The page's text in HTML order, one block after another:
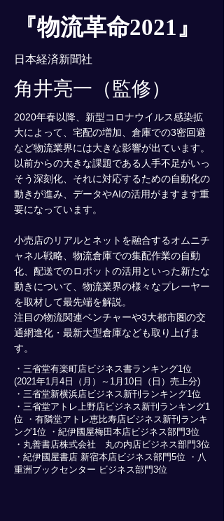
『物流革命2021』
日本経済新聞社
角井亮一（監修）
2020年春以降、新型コロナウイルス感染拡
大によって、宅配の増加、倉庫での3密回避
など物流業界には大きな影響が出ています。
以前からの大きな課題である人手不足がいっ
そう深刻化、それに対応するための自動化の
動きが進み、データやAIの活用がますます重
要になっています。
小売店のリアルとネットを融合するオムニチ
ャネル戦略、物流倉庫での集配作業の自動
化、配送でのロボットの活用といった新たな
動きについて、物流業界の様々なプレーヤー
を取材して最先端を解説。
注目の物流関連ベンチャーや3大都市圏の交
通網進化・最新大型倉庫なども取り上げま
す。
・三省堂有楽町店ビジネス書ランキング1位
(2021年1月4日（月）～1月10日（日）売上分)
・三省堂新横浜店ビジネス新刊ランキング1位
・三省堂アトレ上野店ビジネス新刊ランキング1
位 ・有隣堂アトレ恵比寿店ビジネス新刊ランキ
ング1位 ・紀伊國屋梅田本店ビジネス部門3位
・丸善書店株式会社 丸の内店ビジネス部門3位
・紀伊國屋書店 新宿本店ビジネス部門5位 ・八
重洲ブックセンター ビジネス部門3位